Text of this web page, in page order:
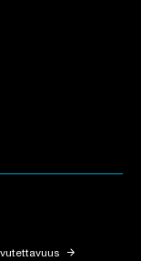
välilehteen
uuteen välilehteen
avautuu uuteen
arrow_forward